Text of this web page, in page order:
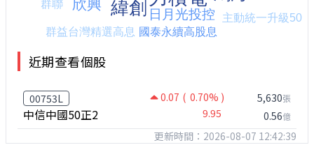
近期查看個股
00753L 0.07 ( 0.70% )
中信中國50正2 9.95
5,630張
0.56億
更新時間：2026-08-07 12:42:39